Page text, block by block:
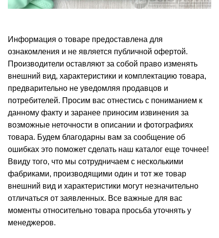
Информация о товаре предоставлена для
ознакомления и не является публичной офертой.
Производители оставляют за собой право изменять
внешний вид, характеристики и комплектацию товара,
предварительно не уведомляя продавцов и
потребителей. Просим вас отнестись с пониманием к
данному факту и заранее приносим извинения за
возможные неточности в описании и фотографиях
товара. Будем благодарны вам за сообщение об
ошибках это поможет сделать наш каталог еще точнее!
Ввиду того, что мы сотрудничаем с несколькими
фабриками, производящими один и тот же товар
внешний вид и характеристики могут незначительно
отличаться от заявленных. Все важные для вас
моменты относительно товара просьба уточнять у
менеджеров.